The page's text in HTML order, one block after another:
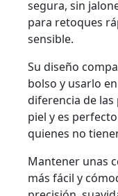
segura, sin
para retoques
sensible.
Su diseño
bolso y usarlo
diferencia de las
piel y es
quienes no
Mantener unas
más fácil y